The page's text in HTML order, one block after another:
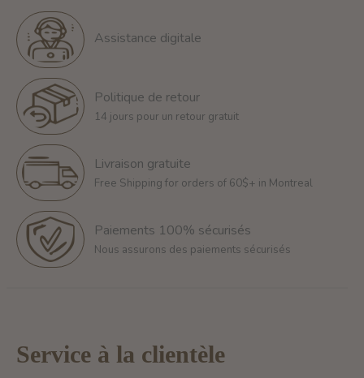
Assistance digitale
Politique de retour
14 jours pour un retour gratuit
Livraison gratuite
Free Shipping for orders of 60$+ in Montreal
Paiements 100% sécurisés
Nous assurons des paiements sécurisés
Service à la clientèle